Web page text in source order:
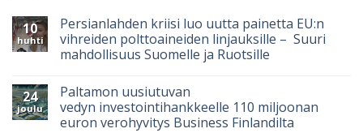
10
huhti
Persianlahden kriisi luo uutta painetta EU:n
vihreiden polttoaineiden linjauksille – Suuri
mahdollisuus Suomelle ja Ruotsille
24
joulu
Paltamon uusiutuvan
vedyn investointihankkeelle 110 miljoonan
euron verohyvitys Business Finlandilta